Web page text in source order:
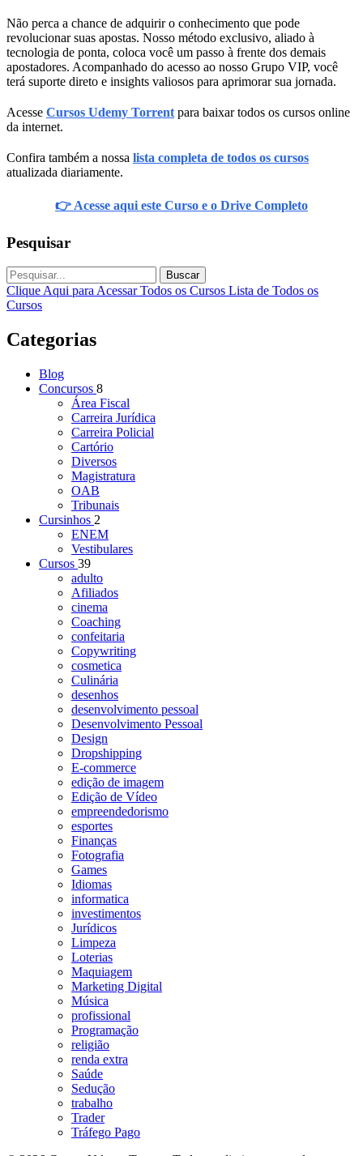
Não perca a chance de adquirir o conhecimento que pode
revolucionar suas apostas. Nosso método exclusivo, aliado à
tecnologia de ponta, coloca você um passo à frente dos demais
apostadores. Acompanhado do acesso ao nosso Grupo VIP, você
terá suporte direto e insights valiosos para aprimorar sua jornada.
Acesse Cursos Udemy Torrent para baixar todos os cursos online
da internet.
Confira também a nossa lista completa de todos os cursos
atualizada diariamente.
👉 Acesse aqui este Curso e o Drive Completo
Pesquisar
Buscar
Clique Aqui para Acessar Todos os Cursos Lista de Todos os
Cursos
Categorias
Blog
Concursos 8
Área Fiscal
Carreira Jurídica
Carreira Policial
Cartório
Diversos
Magistratura
OAB
Tribunais
Cursinhos 2
ENEM
Vestibulares
Cursos 39
adulto
Afiliados
cinema
Coaching
confeitaria
Copywriting
cosmetica
Culinária
desenhos
desenvolvimento pessoal
Desenvolvimento Pessoal
Design
Dropshipping
E-commerce
edição de imagem
Edição de Vídeo
empreendedorismo
esportes
Finanças
Fotografia
Games
Idiomas
informatica
investimentos
Jurídicos
Limpeza
Loterias
Maquiagem
Marketing Digital
Música
profissional
Programação
religião
renda extra
Saúde
Sedução
trabalho
Trader
Tráfego Pago